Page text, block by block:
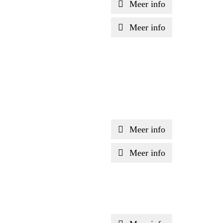
Meer info
Meer info
Meer info
Meer info